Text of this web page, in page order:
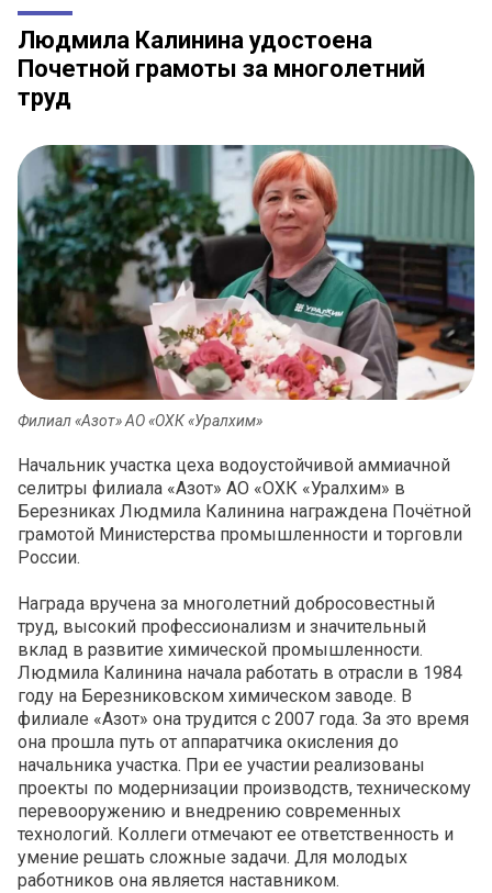
Людмила Калинина удостоена
Почетной грамоты за многолетний
труд
Филиал «Азот» АО «ОХК «Уралхим»
Начальник участка цеха водоустойчивой аммиачной
селитры филиала «Азот» АО «ОХК «Уралхим» в
Березниках Людмила Калинина награждена Почётной
грамотой Министерства промышленности и торговли
России.
Награда вручена за многолетний добросовестный
труд, высокий профессионализм и значительный
вклад в развитие химической промышленности.
Людмила Калинина начала работать в отрасли в 1984
году на Березниковском химическом заводе. В
филиале «Азот» она трудится с 2007 года. За это время
она прошла путь от аппаратчика окисления до
начальника участка. При ее участии реализованы
проекты по модернизации производств, техническому
перевооружению и внедрению современных
технологий. Коллеги отмечают ее ответственность и
умение решать сложные задачи. Для молодых
работников она является наставником.